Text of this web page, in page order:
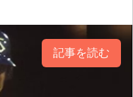
記事を読む